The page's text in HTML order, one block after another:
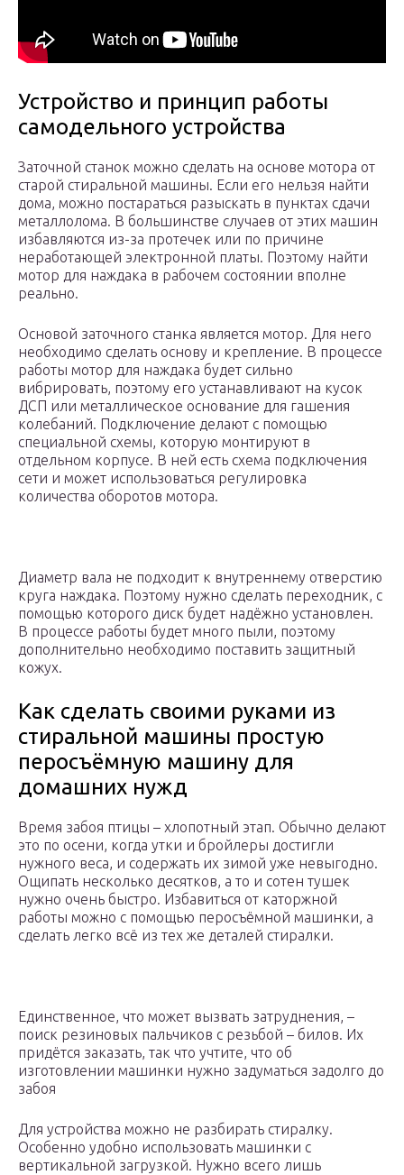
Устройство и принцип работы
самодельного устройства
Заточной станок можно сделать на основе мотора от
старой стиральной машины. Если его нельзя найти
дома, можно постараться разыскать в пунктах сдачи
металлолома. В большинстве случаев от этих машин
избавляются из-за протечек или по причине
неработающей электронной платы. Поэтому найти
мотор для наждака в рабочем состоянии вполне
реально.
Основой заточного станка является мотор. Для него
необходимо сделать основу и крепление. В процессе
работы мотор для наждака будет сильно
вибрировать, поэтому его устанавливают на кусок
ДСП или металлическое основание для гашения
колебаний. Подключение делают с помощью
специальной схемы, которую монтируют в
отдельном корпусе. В ней есть схема подключения
сети и может использоваться регулировка
количества оборотов мотора.
Диаметр вала не подходит к внутреннему отверстию
круга наждака. Поэтому нужно сделать переходник, с
помощью которого диск будет надёжно установлен.
В процессе работы будет много пыли, поэтому
дополнительно необходимо поставить защитный
кожух.
Как сделать своими руками из
стиральной машины простую
перосъёмную машину для
домашних нужд
Время забоя птицы – хлопотный этап. Обычно делают
это по осени, когда утки и бройлеры достигли
нужного веса, и содержать их зимой уже невыгодно.
Ощипать несколько десятков, а то и сотен тушек
нужно очень быстро. Избавиться от каторжной
работы можно с помощью перосъёмной машинки, а
сделать легко всё из тех же деталей стиралки.
Единственное, что может вызвать затруднения, –
поиск резиновых пальчиков с резьбой – билов. Их
придётся заказать, так что учтите, что об
изготовлении машинки нужно задуматься задолго до
забоя
Для устройства можно не разбирать стиралку.
Особенно удобно использовать машинки с
вертикальной загрузкой. Нужно всего лишь